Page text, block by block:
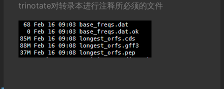
trinotate对转录本进行注释所必须的文件